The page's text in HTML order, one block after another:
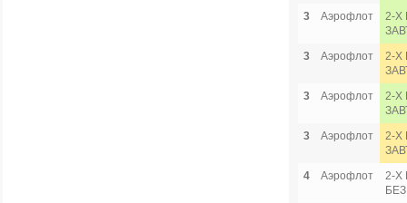
3
Аэрофлот
2-Х
3
Аэрофлот
2-Х
3
Аэрофлот
2-Х
3
Аэрофлот
2-Х
4
Аэрофлот
2-Х